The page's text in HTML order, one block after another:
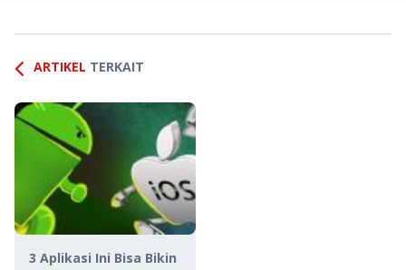
ARTIKEL TERKAIT
3 Aplikasi Ini Bisa Bikin